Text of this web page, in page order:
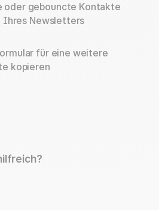
oder gebouncte Kontakte
Ihres Newsletters
für eine weitere
kopieren